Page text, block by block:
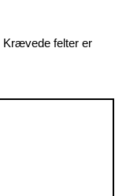
Krævede felter er